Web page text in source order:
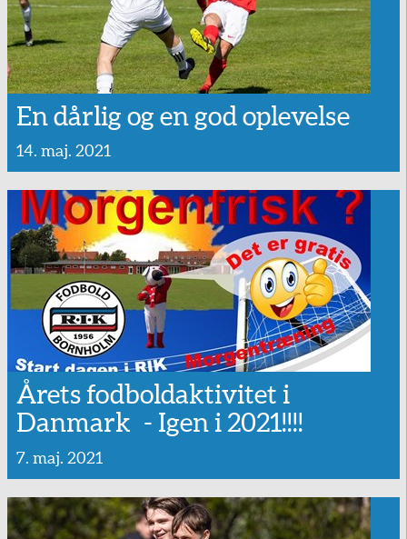
En dårlig og en god oplevelse
14. maj. 2021
Årets fodboldaktivitet i
Danmark - Igen i 2021!!!!
7. maj. 2021